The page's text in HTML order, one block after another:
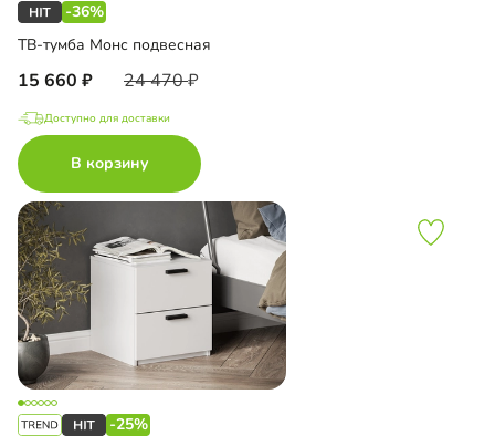
-36%
ТВ-тумба Монс подвесная
15 660 24 470
Доступно для доставки
В корзину
-25%